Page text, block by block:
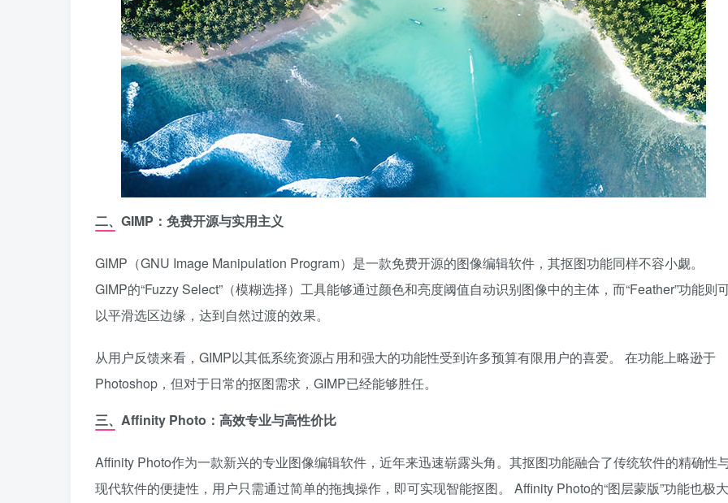
二、GIMP：免费开源与实用主义
GIMP（GNU Image Manipulation Program）是一款免费开源的图像编辑软件，其抠图功能同样不容小觑。
GIMP的“Fuzzy Select”（模糊选择）工具能够通过颜色和亮度阈值自动识别图像中的主体，而“Feather”功能则
以平滑选区边缘，达到自然过渡的效果。
从用户反馈来看，GIMP以其低系统资源占用和强大的功能性受到许多预算有限用户的喜爱。 在功能上略逊于
Photoshop，但对于日常的抠图需求，GIMP已经能够胜任。
三、Affinity Photo：高效专业与高性价比
Affinity Photo作为一款新兴的专业图像编辑软件，近年来迅速崭露头角。其抠图功能融合了传统软件的精确性
现代软件的便捷性，用户只需通过简单的拖拽操作，即可实现智能抠图。 Affinity Photo的“图层蒙版”功能也极大